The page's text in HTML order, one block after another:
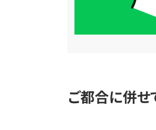
ご都合に併せ